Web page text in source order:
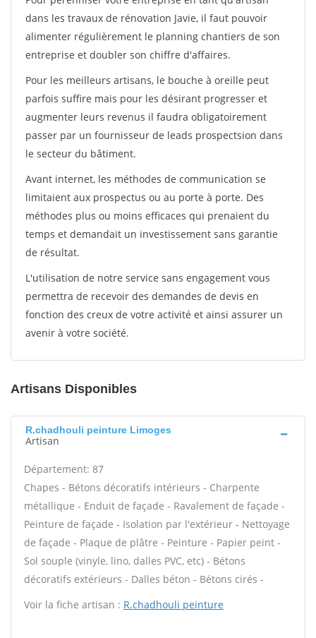
dans les travaux de rénovation Javie, il faut pouvoir
alimenter régulièrement le planning chantiers de son
entreprise et doubler son chiffre d'affaires.
Pour les meilleurs artisans, le bouche à oreille peut
parfois suffire mais pour les désirant progresser et
augmenter leurs revenus il faudra obligatoirement
passer par un fournisseur de leads prospectsion dans
le secteur du bâtiment.
Avant internet, les méthodes de communication se
limitaient aux prospectus ou au porte à porte. Des
méthodes plus ou moins efficaces qui prenaient du
temps et demandait un investissement sans garantie
de résultat.
L'utilisation de notre service sans engagement vous
permettra de recevoir des demandes de devis en
fonction des creux de votre activité et ainsi assurer un
avenir à votre société.
Artisans Disponibles
R.chadhouli peinture Limoges
Artisan
Département: 87
Chapes - Bétons décoratifs intérieurs - Charpente
métallique - Enduit de façade - Ravalement de façade -
Peinture de façade - Isolation par l'extérieur - Nettoyage
de façade - Plaque de plâtre - Peinture - Papier peint -
Sol souple (vinyle, lino, dalles PVC, etc) - Bétons
décoratifs extérieurs - Dalles béton - Bétons cirés -
Voir la fiche artisan : R.chadhouli peinture